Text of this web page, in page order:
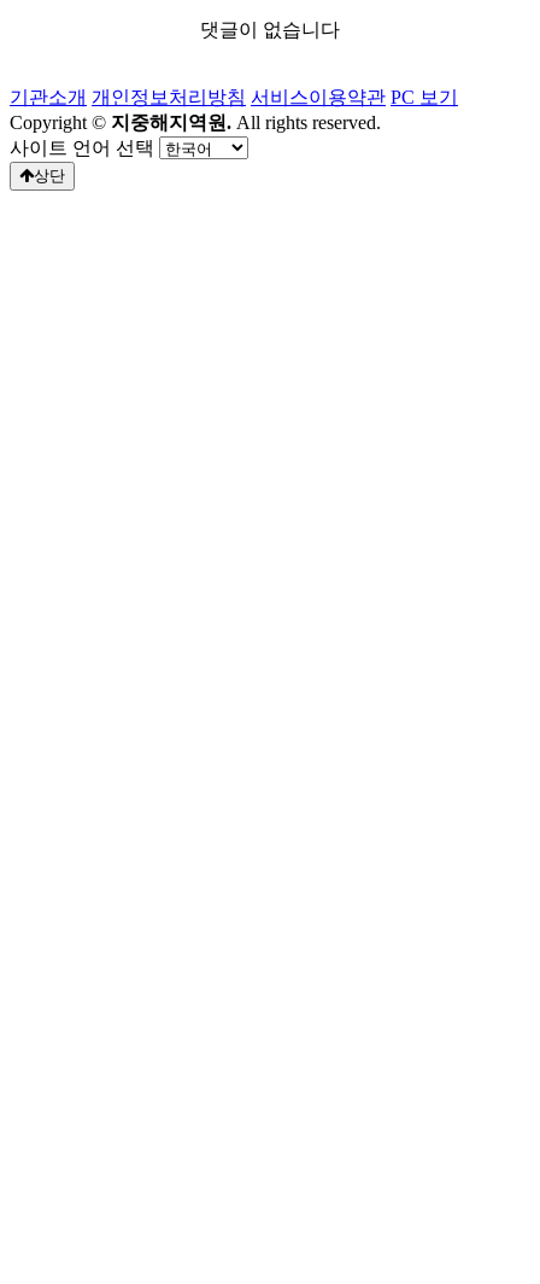
댓글이 없습니다
기관소개 개인정보처리방침 서비스이용약관 PC 보기
Copyright © 지중해지역원. All rights reserved.
사이트 언어 선택
상단